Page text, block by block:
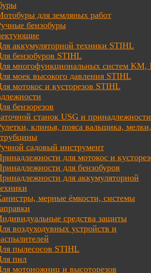
для земляных работ
бензобуры
аккумуляторной техники STIHL
бензобуров STIHL
многофункциональных систем KM,
моек высокого давления STIHL
мотокос и кусторезов STIHL
бензорезов
станок USG и принадлежности
клинья, пояса вальщика, мелки,
садовый инструмент
для мотокос и
для бензобуров
для аккумуляторной
мерные ёмкости, системы
средства защиты
воздуходувных устройств и
пылесосов STIHL
пил
мотоножниц и высоторезов